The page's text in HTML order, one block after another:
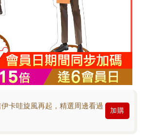
卡哇旋風再起，精選周邊看過
加購